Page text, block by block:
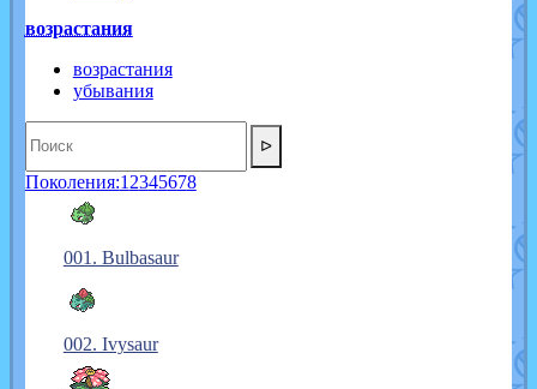
возрастания
возрастания
убывания
ᐅ
Поколения:1 2345678
001. Bulbasaur
002. Ivysaur